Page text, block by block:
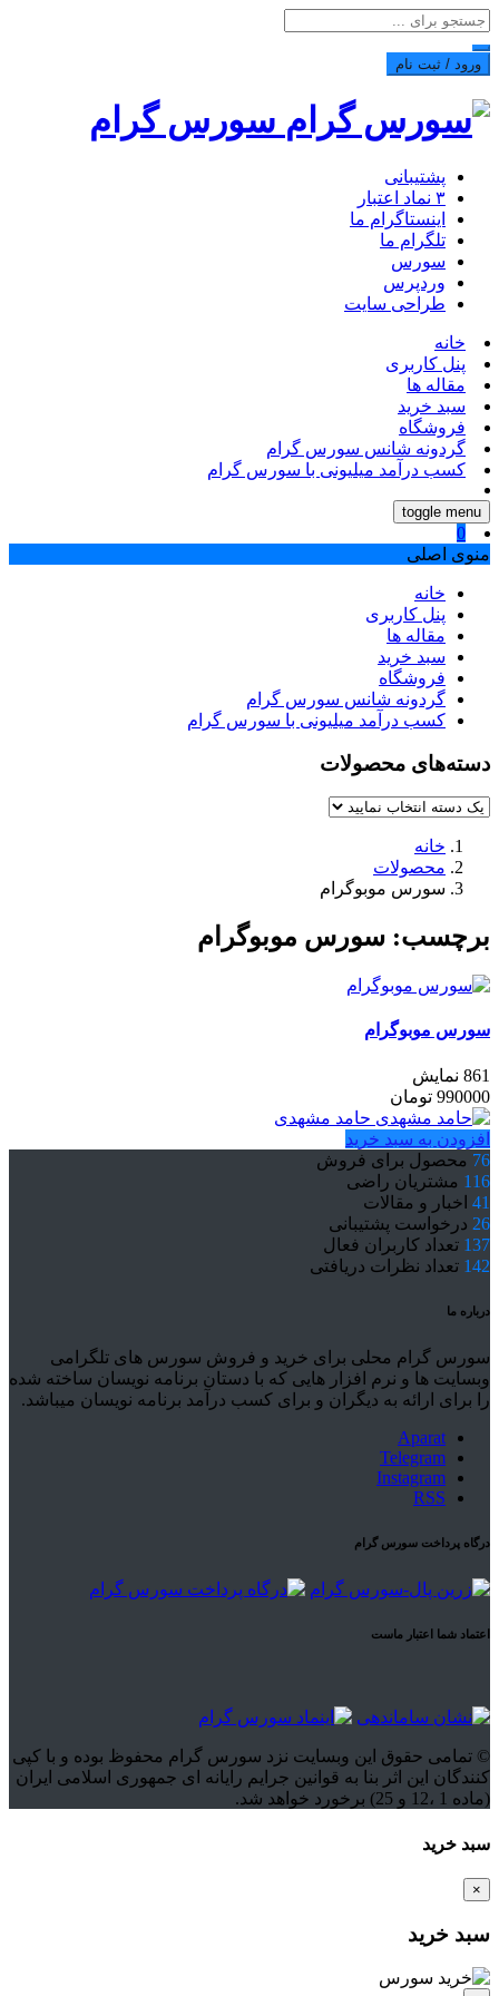
ورود / ثبت نام
سورس گرام
پشتیبانی
۳ نماد اعتبار
اینستاگرام ما
تلگرام ما
سورس
وردپرس
طراحی سایت
خانه
پنل کاربری
مقاله ها
سبد خرید
فروشگاه
گردونه شانس سورس گرام
کسب درآمد میلیونی با سورس گرام
toggle menu
0
منوی اصلی
خانه
پنل کاربری
مقاله ها
سبد خرید
فروشگاه
گردونه شانس سورس گرام
کسب درآمد میلیونی با سورس گرام
دسته‌های محصولات
خانه
محصولات
سورس موبوگرام
برچسب: سورس موبوگرام
سورس موبوگرام
861 نمایش
990000 تومان
حامد مشهدی
افزودن به سبد خرید
76 محصول برای فروش
116 مشتریان راضی
41 اخبار و مقالات
26 درخواست پشتیبانی
137 تعداد کاربران فعال
142 تعداد نظرات دریافتی
درباره ما
سورس گرام محلی برای خرید و فروش سورس های تلگرامی
وبسایت ها و نرم افزار هایی که با دستان برنامه نویسان ساخته شده
را برای ارائه به دیگران و برای کسب درآمد برنامه نویسان میباشد.
Aparat
Telegram
Instagram
RSS
درگاه پرداخت سورس گرام
اعتماد شما اعتبار ماست
© تمامی حقوق این وبسایت نزد سورس گرام محفوظ بوده و با کپی
کنندگان این اثر بنا به قوانین جرایم رایانه ای جمهوری اسلامی ایران
(ماده 1 ،12 و 25) برخورد خواهد شد.
سبد خرید
×
سبد خرید